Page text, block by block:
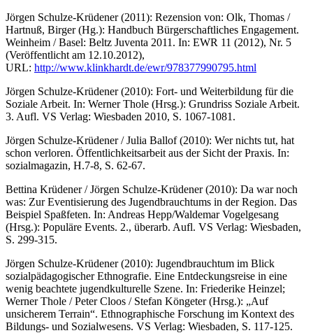
Jörgen Schulze-Krüdener (2011): Rezension von: Olk, Thomas /
Hartnuß, Birger (Hg.): Handbuch Bürgerschaftliches Engagement.
Weinheim / Basel: Beltz Juventa 2011. In: EWR 11 (2012), Nr. 5
(Veröffentlicht am 12.10.2012),
URL: http://www.klinkhardt.de/ewr/978377990795.html
Jörgen Schulze-Krüdener (2010): Fort- und Weiterbildung für die
Soziale Arbeit. In: Werner Thole (Hrsg.): Grundriss Soziale Arbeit.
3. Aufl. VS Verlag: Wiesbaden 2010, S. 1067-1081.
Jörgen Schulze-Krüdener / Julia Ballof (2010): Wer nichts tut, hat
schon verloren. Öffentlichkeitsarbeit aus der Sicht der Praxis. In:
sozialmagazin, H.7-8, S. 62-67.
Bettina Krüdener / Jörgen Schulze-Krüdener (2010): Da war noch
was: Zur Eventisierung des Jugendbrauchtums in der Region. Das
Beispiel Spaßfeten. In: Andreas Hepp/Waldemar Vogelgesang
(Hrsg.): Populäre Events. 2., überarb. Aufl. VS Verlag: Wiesbaden,
S. 299-315.
Jörgen Schulze-Krüdener (2010): Jugendbrauchtum im Blick
sozialpädagogischer Ethnografie. Eine Entdeckungsreise in eine
wenig beachtete jugendkulturelle Szene. In: Friederike Heinzel;
Werner Thole / Peter Cloos / Stefan Köngeter (Hrsg.): „Auf
unsicherem Terrain“. Ethnographische Forschung im Kontext des
Bildungs- und Sozialwesens. VS Verlag: Wiesbaden, S. 117-125.